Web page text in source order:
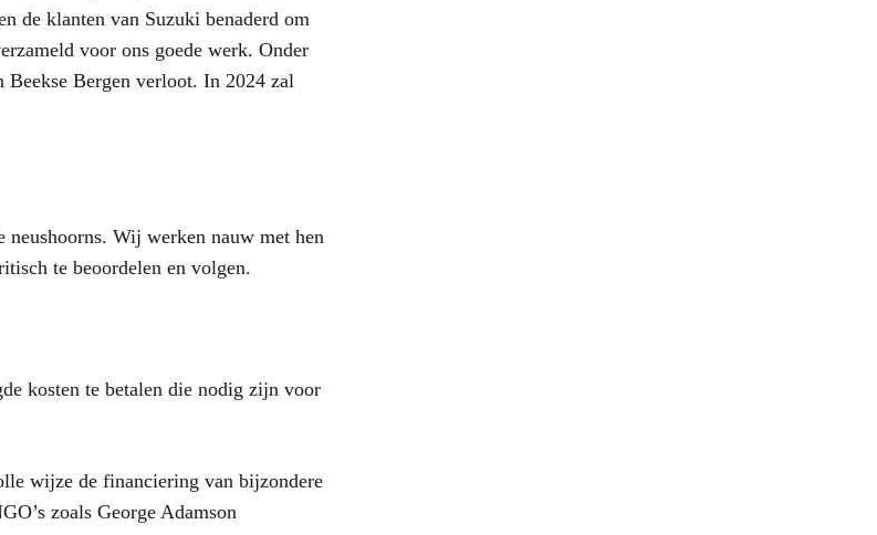
de klanten van Suzuki benaderd om
voor ons goede werk. Onder
Beekse Bergen verloot. In 2024 zal
Wij werken nauw met hen
te beoordelen en volgen.
kosten te betalen die nodig zijn voor
wijze de financiering van bijzondere
zoals George Adamson